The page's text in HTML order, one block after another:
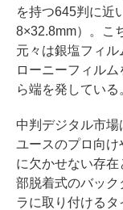
を持つ645判に近
8×32.8mm）。こ
元々は銀塩フィ
ローニーフィル
ら端を発している
中判デジタル市
ユースのプロ向
に欠かせない存
部脱着式のバック
ラに取り付けるタ